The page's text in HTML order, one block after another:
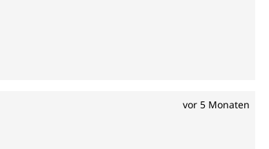
vor 5 Monaten